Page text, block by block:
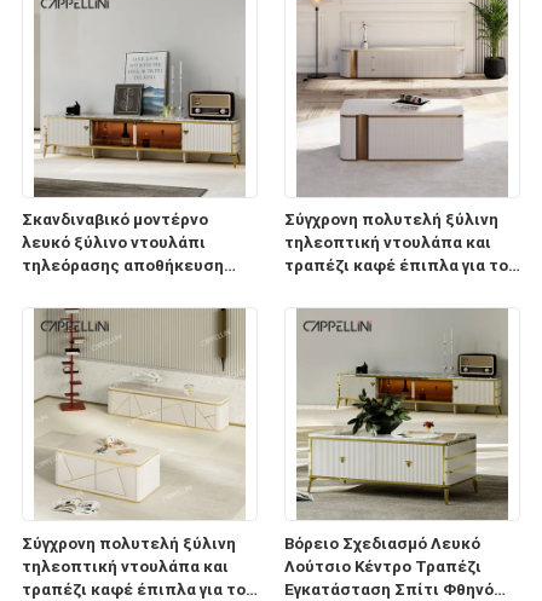
TV ντουλάπι
MDF
Σκανδιναβικό μοντέρνο
λευκό ξύλινο ντουλάπι
τηλεόρασης αποθήκευση
ξύλινο ντουλάπι τηλεόρασης
με σετ τραπεζιού
Σύγχρονη πολυτελή ξύλινη
τηλεοπτική ντουλάπα και
τραπέζι καφέ έπιπλα για το
τηλεόραση με αποθήκευση
Σύγχρονη πολυτελή ξύλινη
τηλεοπτική ντουλάπα και
τραπέζι καφέ έπιπλα για το
Βόρειο Σχεδιασμό Λευκό
Λούτσιο Κέντρο Τραπέζι
Εγκατάσταση Σπίτι Φθηνό